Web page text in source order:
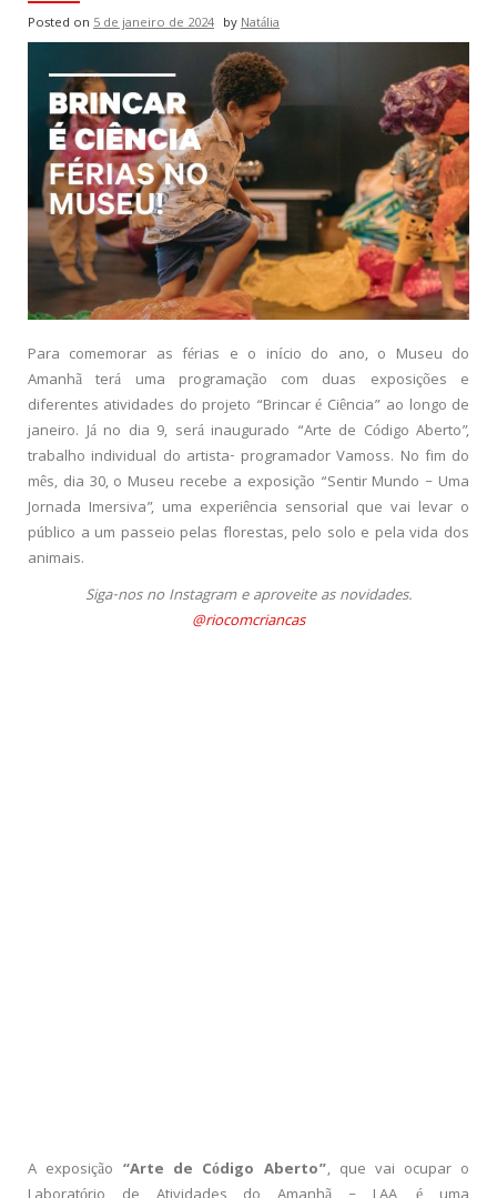
Posted on 5 de janeiro de 2024 byNatália
Para comemorar as férias e o início do ano, o Museu do
Amanhã terá uma programação com duas exposições e
diferentes atividades do projeto “Brincar é Ciência” ao longo de
janeiro. Já no dia 9, será inaugurado “Arte de Código Aberto”,
trabalho individual do artista- programador Vamoss. No fim do
mês, dia 30, o Museu recebe a exposição “Sentir Mundo – Uma
Jornada Imersiva”, uma experiência sensorial que vai levar o
público a um passeio pelas florestas, pelo solo e pela vida dos
animais.
Siga-nos no Instagram e aproveite as novidades.
@riocomcriancas
A exposição “Arte de Código Aberto”, que vai ocupar o